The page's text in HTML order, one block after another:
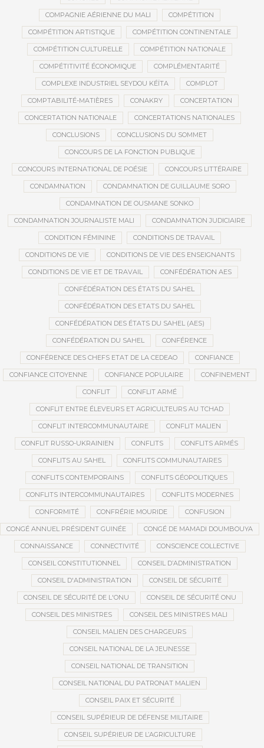
COMPAGNIE AÉRIENNE DU MALI COMPÉTITION
COMPÉTITION ARTISTIQUE COMPÉTITION CONTINENTALE
COMPÉTITION CULTURELLE COMPÉTITION NATIONALE
COMPÉTITIVITÉ ÉCONOMIQUE COMPLÉMENTARITÉ
COMPLEXE INDUSTRIEL SEYDOU KÉÏTA COMPLOT
COMPTABILITÉ-MATIÈRES CONAKRY CONCERTATION
CONCERTATION NATIONALE CONCERTATIONS NATIONALES
CONCLUSIONS CONCLUSIONS DU SOMMET
CONCOURS DE LA FONCTION PUBLIQUE
CONCOURS INTERNATIONAL DE POÉSIE CONCOURS LITTÉRAIRE
CONDAMNATION CONDAMNATION DE GUILLAUME SORO
CONDAMNATION DE OUSMANE SONKO
CONDAMNATION JOURNALISTE MALI CONDAMNATION JUDICIAIRE
CONDITION FÉMININE CONDITIONS DE TRAVAIL
CONDITIONS DE VIE CONDITIONS DE VIE DES ENSEIGNANTS
CONDITIONS DE VIE ET DE TRAVAIL CONFÉDÉRATION AES
CONFÉDÉRATION DES ÉTATS DU SAHEL
CONFÉDÉRATION DES ETATS DU SAHEL
CONFÉDÉRATION DES ÉTATS DU SAHEL (AES)
CONFÉDÉRATION DU SAHEL CONFÉRENCE
CONFÉRENCE DES CHEFS ETAT DE LA CEDEAO CONFIANCE
CONFIANCE CITOYENNE CONFIANCE POPULAIRE CONFINEMENT
CONFLIT CONFLIT ARMÉ
CONFLIT ENTRE ÉLEVEURS ET AGRICULTEURS AU TCHAD
CONFLIT INTERCOMMUNAUTAIRE CONFLIT MALIEN
CONFLIT RUSSO-UKRAINIEN CONFLITS CONFLITS ARMÉS
CONFLITS AU SAHEL CONFLITS COMMUNAUTAIRES
CONFLITS CONTEMPORAINS CONFLITS GÉOPOLITIQUES
CONFLITS INTERCOMMUNAUTAIRES CONFLITS MODERNES
CONFORMITÉ CONFRÉRIE MOURIDE CONFUSION
CONGÉ ANNUEL PRÉSIDENT GUINÉE CONGÉ DE MAMADI DOUMBOUYA
CONNAISSANCE CONNECTIVITÉ CONSCIENCE COLLECTIVE
CONSEIL CONSTITUTIONNEL CONSEIL D’ADMINISTRATION
CONSEIL D'ADMINISTRATION CONSEIL DE SÉCURITÉ
CONSEIL DE SÉCURITÉ DE L'ONU CONSEIL DE SÉCURITÉ ONU
CONSEIL DES MINISTRES CONSEIL DES MINISTRES MALI
CONSEIL MALIEN DES CHARGEURS
CONSEIL NATIONAL DE LA JEUNESSE
CONSEIL NATIONAL DE TRANSITION
CONSEIL NATIONAL DU PATRONAT MALIEN
CONSEIL PAIX ET SÉCURITÉ
CONSEIL SUPÉRIEUR DE DÉFENSE MILITAIRE
CONSEIL SUPÉRIEUR DE L’AGRICULTURE